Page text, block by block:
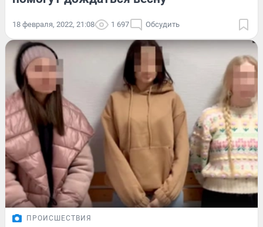
18 февраля, 2022, 21:08 1 697 Обсудить
ПРОИСШЕСТВИЯ